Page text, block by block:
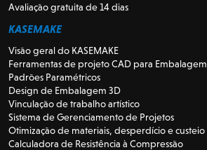
Avaliação gratuita de 14 dias
KASEMAKE
Visão geral do KASEMAKE
Ferramentas de projeto CAD para Embalagem
Padrões Paramétricos
Design de Embalagem 3D
Vinculação de trabalho artístico
Sistema de Gerenciamento de Projetos
Otimização de materiais, desperdício e custeio
Calculadora de Resistência à Compressão